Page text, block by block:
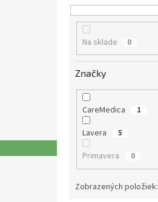
d
Na sklade 0
Značky
CareMedica 1
Lavera 5
Primavera 0
Zobrazených položiek: